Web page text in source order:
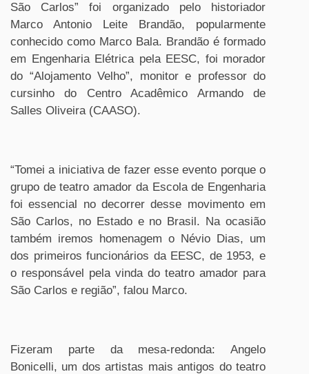
São Carlos” foi organizado pelo historiador
Marco Antonio Leite Brandão, popularmente
conhecido como Marco Bala. Brandão é formado
em Engenharia Elétrica pela EESC, foi morador
do “Alojamento Velho”, monitor e professor do
cursinho do Centro Acadêmico Armando de
Salles Oliveira (CAASO).
“Tomei a iniciativa de fazer esse evento porque o
grupo de teatro amador da Escola de Engenharia
foi essencial no decorrer desse movimento em
São Carlos, no Estado e no Brasil. Na ocasião
também iremos homenagem o Névio Dias, um
dos primeiros funcionários da EESC, de 1953, e
o responsável pela vinda do teatro amador para
São Carlos e região”, falou Marco.
Fizeram parte da mesa-redonda: Angelo
Bonicelli, um dos artistas mais antigos do teatro